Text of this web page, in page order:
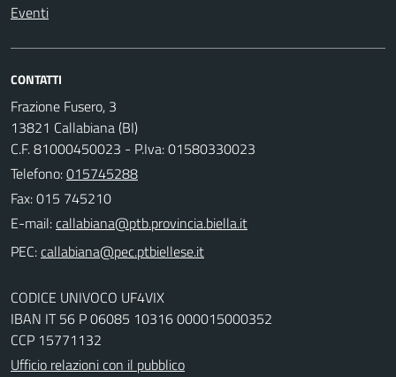
Eventi
CONTATTI
Frazione Fusero, 3
13821 Callabiana (BI)
C.F. 81000450023 - P.Iva: 01580330023
Telefono:015745288
Fax: 015 745210
E-mail:
PEC:
CODICE UNIVOCO UF4VIX
IBAN IT 56 P 06085 10316 000015000352
CCP 15771132
Ufficio relazioni con il pubblico